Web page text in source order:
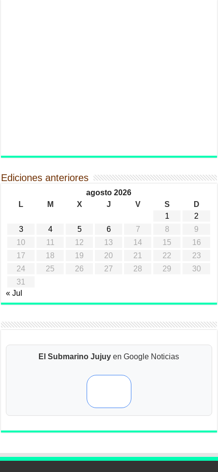
Ediciones anteriores
agosto 2026
L
M X J V S
D
1
2
3
4 5 6 7 8
9
10
11 12 13 14 15
16
17
18 19 20 21 22
23
24
25 26 27 28 29
30
31
« Jul
El Submarino Jujuy en Google Noticias